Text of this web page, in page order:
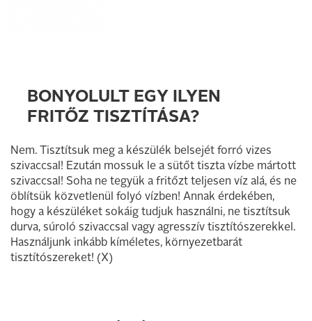
BONYOLULT EGY ILYEN
FRITŐZ TISZTÍTÁSA?
Nem. Tisztítsuk meg a készülék belsejét forró vizes
szivaccsal! Ezután mossuk le a sütőt tiszta vízbe mártott
szivaccsal! Soha ne tegyük a fritőzt teljesen víz alá, és ne
öblítsük közvetlenül folyó vízben! Annak érdekében,
hogy a készüléket sokáig tudjuk használni, ne tisztítsuk
durva, súroló szivaccsal vagy agresszív tisztítószerekkel.
Használjunk inkább kíméletes, környezetbarát
tisztítószereket! (X)